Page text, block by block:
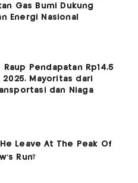
Gas Bumi Dukung
Energi Nasional
Raup Pendapatan Rp14,5
Mayoritas dari
dan Niaga